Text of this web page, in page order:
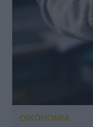
ΟΙΚΟΝΟΜΙΑ